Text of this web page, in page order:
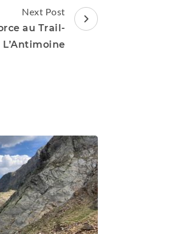
Next Post
au Trail-
L’Antimoine